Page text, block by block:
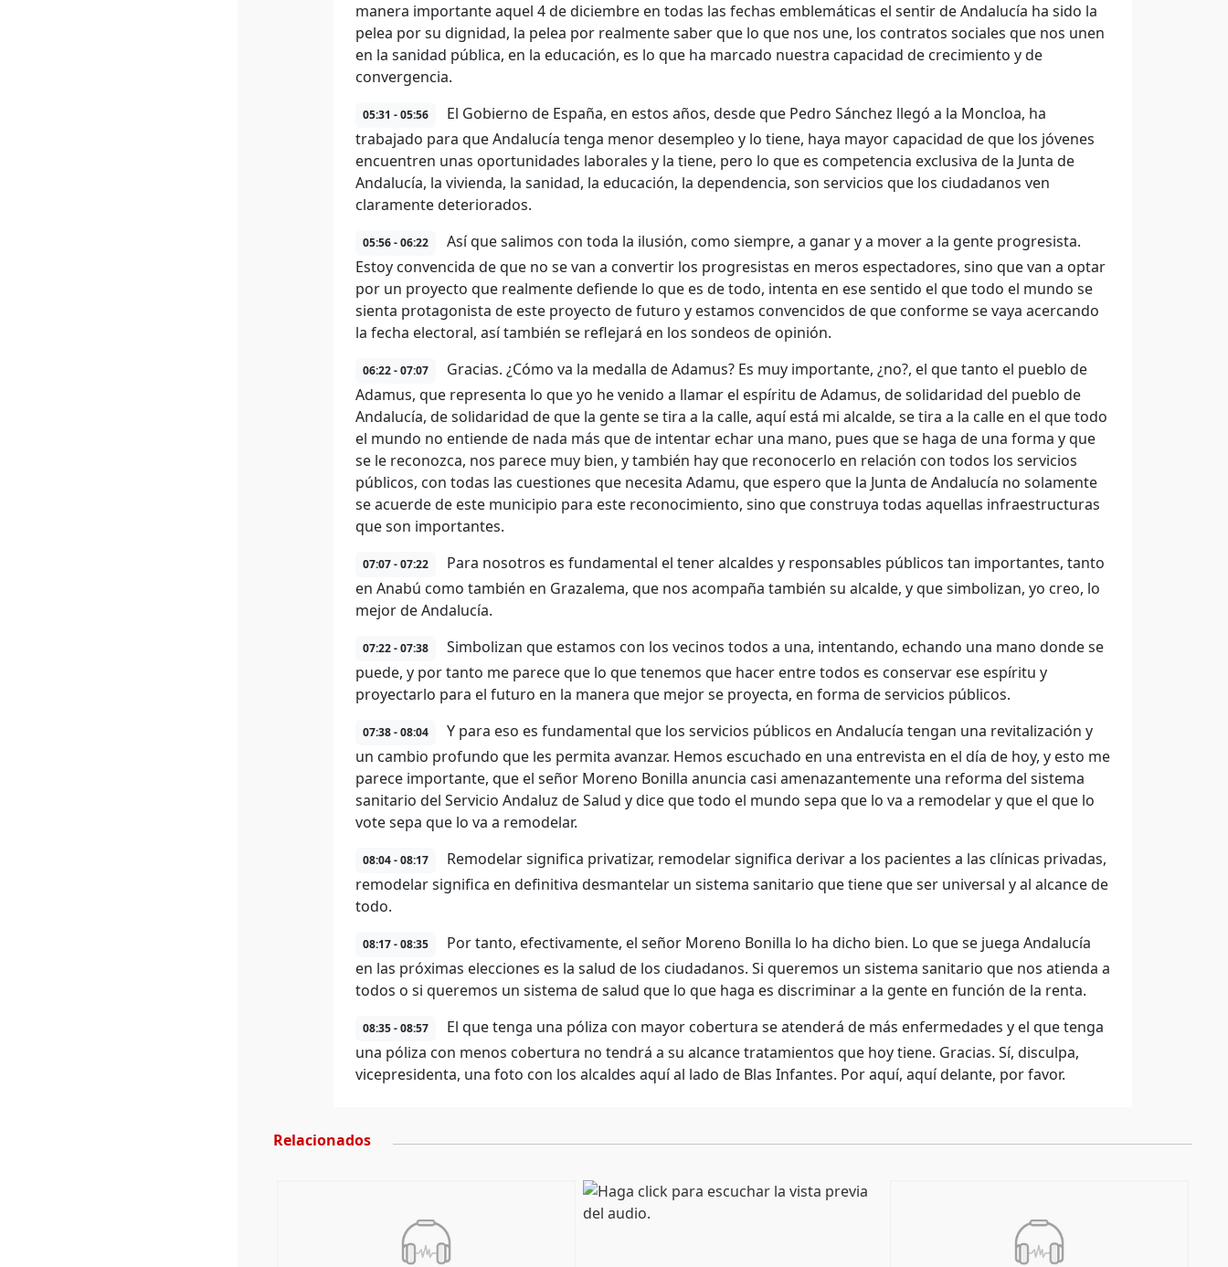
manera importante aquel 4 de diciembre en todas las fechas emblemáticas el sentir de Andalucía ha sido la
pelea por su dignidad, la pelea por realmente saber que lo que nos une, los contratos sociales que nos unen
en la sanidad pública, en la educación, es lo que ha marcado nuestra capacidad de crecimiento y de
convergencia.
05:31 - 05:56
El Gobierno de España, en estos años, desde que Pedro Sánchez llegó a la Moncloa, ha
trabajado para que Andalucía tenga menor desempleo y lo tiene, haya mayor capacidad de que los jóvenes
encuentren unas oportunidades laborales y la tiene, pero lo que es competencia exclusiva de la Junta de
Andalucía, la vivienda, la sanidad, la educación, la dependencia, son servicios que los ciudadanos ven
claramente deteriorados.
05:56 - 06:22
Así que salimos con toda la ilusión, como siempre, a ganar y a mover a la gente progresista.
Estoy convencida de que no se van a convertir los progresistas en meros espectadores, sino que van a optar
por un proyecto que realmente defiende lo que es de todo, intenta en ese sentido el que todo el mundo se
sienta protagonista de este proyecto de futuro y estamos convencidos de que conforme se vaya acercando
la fecha electoral, así también se reflejará en los sondeos de opinión.
06:22 - 07:07
Gracias. ¿Cómo va la medalla de Adamus? Es muy importante, ¿no?, el que tanto el pueblo de
Adamus, que representa lo que yo he venido a llamar el espíritu de Adamus, de solidaridad del pueblo de
Andalucía, de solidaridad de que la gente se tira a la calle, aquí está mi alcalde, se tira a la calle en el que todo
el mundo no entiende de nada más que de intentar echar una mano, pues que se haga de una forma y que
se le reconozca, nos parece muy bien, y también hay que reconocerlo en relación con todos los servicios
públicos, con todas las cuestiones que necesita Adamu, que espero que la Junta de Andalucía no solamente
se acuerde de este municipio para este reconocimiento, sino que construya todas aquellas infraestructuras
que son importantes.
07:07 - 07:22
Para nosotros es fundamental el tener alcaldes y responsables públicos tan importantes, tanto
en Anabú como también en Grazalema, que nos acompaña también su alcalde, y que simbolizan, yo creo, lo
mejor de Andalucía.
07:22 - 07:38
Simbolizan que estamos con los vecinos todos a una, intentando, echando una mano donde se
puede, y por tanto me parece que lo que tenemos que hacer entre todos es conservar ese espíritu y
proyectarlo para el futuro en la manera que mejor se proyecta, en forma de servicios públicos.
07:38 - 08:04
Y para eso es fundamental que los servicios públicos en Andalucía tengan una revitalización y
un cambio profundo que les permita avanzar. Hemos escuchado en una entrevista en el día de hoy, y esto me
parece importante, que el señor Moreno Bonilla anuncia casi amenazantemente una reforma del sistema
sanitario del Servicio Andaluz de Salud y dice que todo el mundo sepa que lo va a remodelar y que el que lo
vote sepa que lo va a remodelar.
08:04 - 08:17
Remodelar significa privatizar, remodelar significa derivar a los pacientes a las clínicas privadas,
remodelar significa en definitiva desmantelar un sistema sanitario que tiene que ser universal y al alcance de
todo.
08:17 - 08:35
Por tanto, efectivamente, el señor Moreno Bonilla lo ha dicho bien. Lo que se juega Andalucía
en las próximas elecciones es la salud de los ciudadanos. Si queremos un sistema sanitario que nos atienda a
todos o si queremos un sistema de salud que lo que haga es discriminar a la gente en función de la renta.
08:35 - 08:57
El que tenga una póliza con mayor cobertura se atenderá de más enfermedades y el que tenga
una póliza con menos cobertura no tendrá a su alcance tratamientos que hoy tiene. Gracias. Sí, disculpa,
vicepresidenta, una foto con los alcaldes aquí al lado de Blas Infantes. Por aquí, aquí delante, por favor.
Relacionados